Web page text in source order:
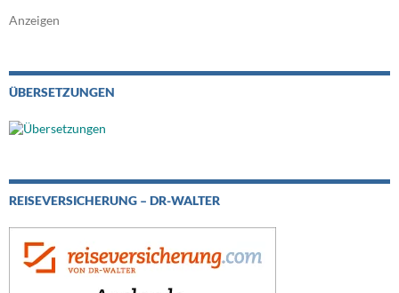
Anzeigen
ÜBERSETZUNGEN
REISEVERSICHERUNG – DR-WALTER